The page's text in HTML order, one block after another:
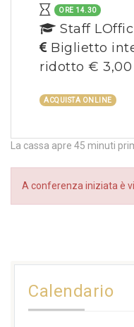
ORE 14.30
Staff
Biglietto
ridotto € 3,00
ACQUISTA ONLINE
La cassa apre 45 minuti
A conferenza iniziata è
Calendario